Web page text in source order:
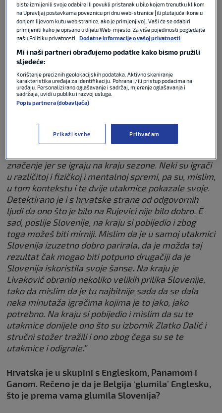
U razgovoru za Sport Klub Kek je posebno nahvalio
40-godišnjeg Luku Modrića, poručivši kako je
privilegij imati ga u momčadi, te je otkrio da će na
nadolazećem Svjetskom prvenstvu navijati za
Hrvatsku.
Gospodine Kek, kako ste vidjeli ovu utakmicu
između Hrvatske i Slovenije? Naime, Hrvatska je
odigrala dvije pripremne utakmice uoči Svjetskog
– Belgije pa Slovenije?
značenje jer se igraju na kraju sezone. Neki su igrači
u različitoj i fizičkoj i mentalnoj spremi, pa su, mislim,
u tom kontekstu i te dvije utakmice pokazale svoje.
Detektirano je i s hrvatske strane od odgovornih
ljudi da ono što je bilo na Rujevici nije bilo dobro. E
sad, poslije Slovenije, na kraju si pobijedio i zbog
toga možeš biti mirniji. Mislim da je u samoj utakmici
Slovenija izuzetno dobro parirala, da je možda taj
rezultat čak mogao biti potpuno drugačiji da je
Slovenija iskoristila svoje šanse. Na kraju je
Livaković obranio nekoliko velikih prilika Slovenije,
tako da mislim da je tu najbitnije sada da se dala
neka minutaža igračima kojima je to jako, jako
potrebno. Na kraju si pobijedio i mislim da su te
utakmice donijele ono što su izbornik Zlatko Dalić i
stručni stožer tražili i ono zbog čega su se te
utakmice i odigrale.”
Hrvatska je u skupini s Engleskom, Panamom i
Ganom. Rečeno je da je Belgija ‘glumila’ Englesku,
što je prema vama glumila Slovenija?
biste izmijenili svoje odabire ili povukli pristanak u bilo kojem trenutku klikom
na Upravljaj postavkama poveznicu pri dnu web-stranice [ili plutajuće ikone u
donjem lijevom kutu web stranice, ako je primjenjivo]. Vaši će se odabiri
primijeniti kako je opisano u dijelu Web-mjesto. Za više pojedinosti pogledajte
našu Politiku privatnosti.
Dodatne informacije o vašoj privatnosti
Mi i naši partneri obrađujemo podatke kako bismo pružili
sljedeće:
Korištenje preciznih geolokacijskih podataka. Aktivno skeniranje
karakteristika uređaja za identifikaciju. Pohrana i/ili pristup podacima na
uređaju. Personalizirano oglašavanje i sadržaj, mjerenje oglašavanja i
sadržaja, uvidi u publiku i razvoj usluga.
Popis partnera (dobavljača)
Prikaži svrhe Prihvaćam